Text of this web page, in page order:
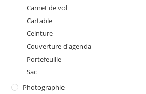
Carnet de vol
Cartable
Ceinture
Couverture d'agenda
Portefeuille
Sac
Photographie